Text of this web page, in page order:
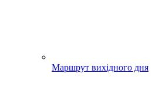
Маршрут вихідного дня